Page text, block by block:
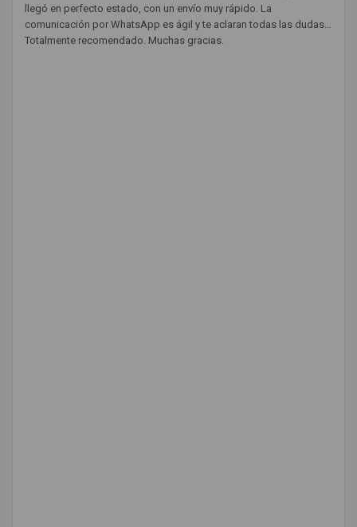
llegó en perfecto estado, con un envío muy rápido. La
comunicación por WhatsApp es ágil y te aclaran todas las dudas.
Totalmente recomendado. Muchas gracias.